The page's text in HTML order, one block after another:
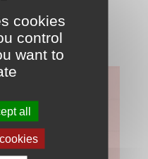
02 33 55 74 65 –
cookies
control
want to
all